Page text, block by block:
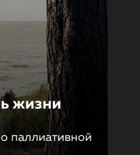
жизни
паллиативной